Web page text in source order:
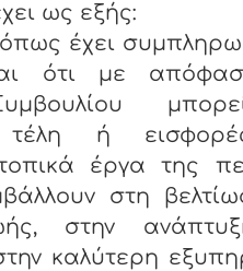
ως εξής:
όπως έχει
ότι με
τέλη ή
έργα της
στη
στην
καλύτερη